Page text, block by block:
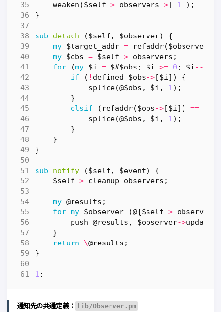
weaken ($self-> _observers->[ - 1]);
}
sub detach
($self, $observer) {
my $target_addr = refaddr($observer
my $obs = $self-> _observers ;
for
(my $i = $#$obs ; $i >= 0 ; $i--
if
( ! defined $obs->[$i])
{
splice(@$obs , $i , 1);
}
elsif
( refaddr($obs->[$i]) ==
splice(@$obs , $i , 1);
}
}
}
sub notify
($self, $event) {
$self-> _cleanup_observers ;
my @results ;
for my $observer (@{$self-> _observers
push @results , $observer->update
}
return
\@results ;
}
1 ;
通知先の共通定義： lib/Observer.pm